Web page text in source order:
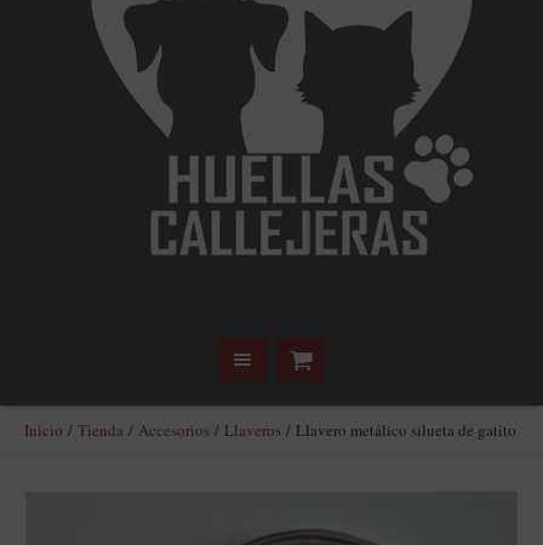
Inicio / Tienda / Accesorios / Llaveros / Llavero metálico silueta de gatito